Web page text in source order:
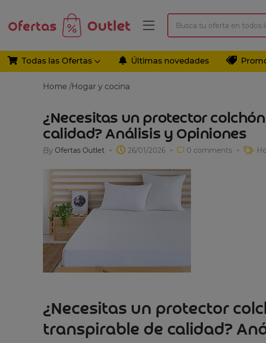
Todas las Ofertas Últimas novedades
Home /Hogar y cocina
¿Necesitas un protector
calidad? Análisis y Opiniones
By Ofertas Outlet 26/01/2026 0 comments
¿Necesitas un protector
transpirable de calidad?